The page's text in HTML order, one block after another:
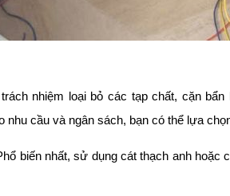
nhiệm loại bỏ các tạp chất, cặn
nhu cầu và ngân sách, bạn có thể lựa
biến nhất, sử dụng cát thạch anh